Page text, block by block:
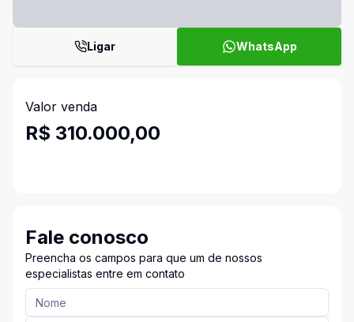
Ligar WhatsApp
Valor venda
R$ 310.000,00
Fale conosco
Preencha os campos para que um de nossos
especialistas entre em contato